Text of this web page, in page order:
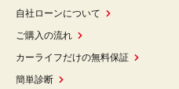
自社ローンについて
ご購入の流れ
カーライフだけの無料保証
簡単診断